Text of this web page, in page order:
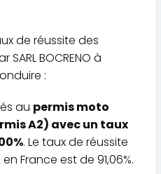
de réussite des
BOCRENO à
:
au permis moto
A2) avec un taux
. Le taux de réussite
France est de 91,06%.